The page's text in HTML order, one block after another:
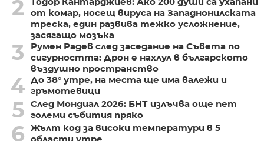
2
от комар, носещ вируса на Западнонилската
треска, един развива тежко усложнение,
засягащо мозъка
3
Румен Радев след заседание на Съвета по
сигурността: Дрон е нахлул в българското
въздушно пространство
4 До 38° утре, на места ще има валежи и
гръмотевици
5 След Мондиал 2026: БНТ излъчва още пет
големи събития пряко
6 Жълт код за високи температури в 5